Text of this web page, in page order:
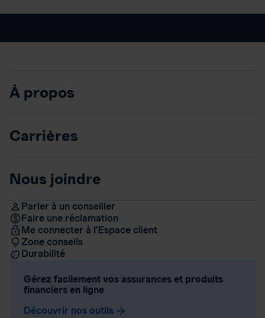
À propos
Carrières
Nous joindre
Parler à un conseiller
Faire une réclamation
Me connecter à l’Espace client
Zone conseils
Durabilité
Gérez facilement vos assurances et produits
financiers en ligne
Découvrir nos outils arrow_forward